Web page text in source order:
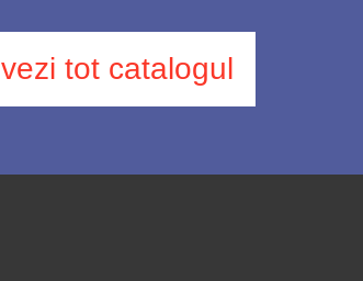
vezi tot catalogul